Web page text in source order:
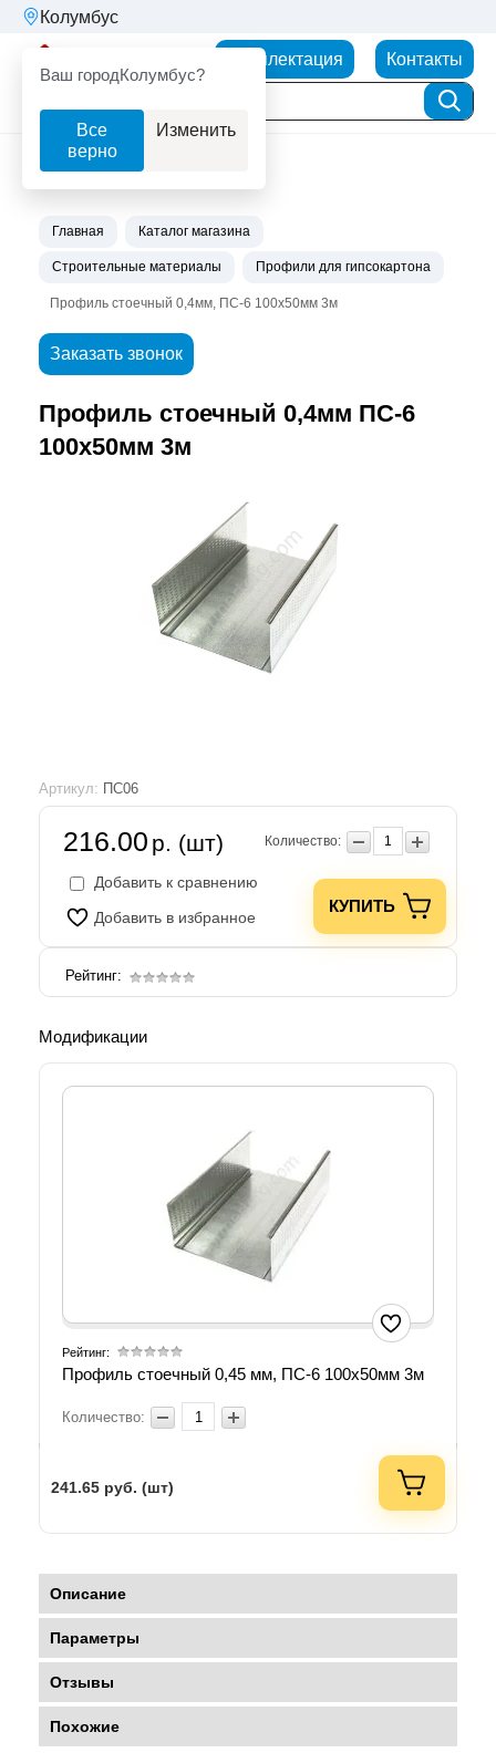
Колумбус
Ваш городКолумбус?
Все
верно
Изменить
Комплектация Контакты
Главная Каталог магазина
Строительные материалы Профили для гипсокартона
Профиль стоечный 0,4мм, ПС-6 100х50мм 3м
Заказать звонок
Профиль стоечный 0,4мм ПС-6
100х50мм 3м
Артикул: ПС06
216.00 р. (шт) Количество:
Добавить к сравнению
Добавить в избранное
КУПИТЬ
Рейтинг:
Модификации
Рейтинг:
Профиль стоечный 0,45 мм, ПС-6 100х50мм 3м
Количество:
241.65 руб. (шт)
Описание
Параметры
Отзывы
Похожие